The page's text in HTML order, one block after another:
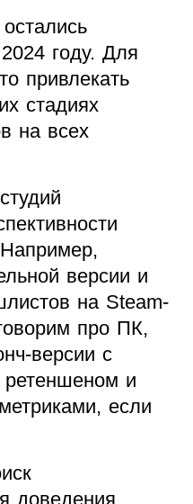
году. Для
привлекать
стадиях
на всех
версии и
на Steam-
про ПК,
версии с
и
если
доведения